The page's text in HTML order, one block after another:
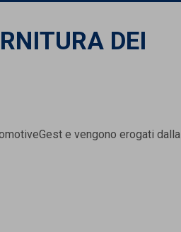
DEI
e vengono erogati dalla